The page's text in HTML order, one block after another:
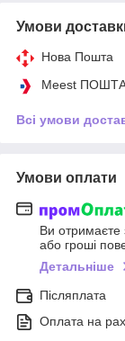
Умови
Нова Пошта
Meest
Всі умови
Умови оплати
Ви отримаєте
або гроші
Детальніше
Післяплата
Оплата на